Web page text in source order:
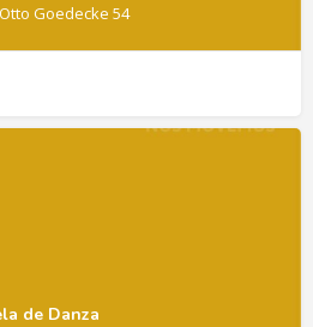
Otto Goedecke 54
de Danza